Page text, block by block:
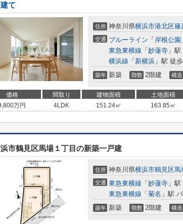
建て
住所 神奈川県横浜市港北区篠
交通 ブルーライン 「 岸根公園
東急東横線 「 妙蓮寺 」
横浜線 「 新横浜 」駅 徒
築年 新築 階数 2階建 構造
価格 間取り 建物面積 土地面積
万円 4LDK 151.24㎡ 163.85㎡
市鶴見区馬場１丁目の新築一戸建
住所 神奈川県横浜市鶴見区馬
交通 東急東横線 「 妙蓮寺 」
東急東横線 「 菊名 」駅
築年 新築 階数 2階建 構造